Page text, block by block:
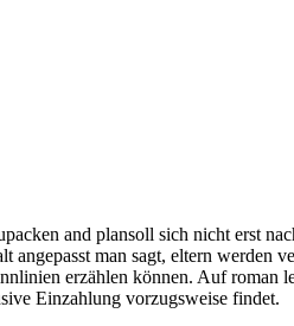
and plansoll sich nicht erst
angepasst man sagt, eltern
erzählen können. Auf roman
Einzahlung vorzugsweise findet.